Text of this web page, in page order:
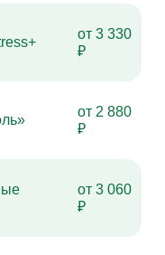
от 3 330
₽
от 2 880
₽
от 3 060
₽